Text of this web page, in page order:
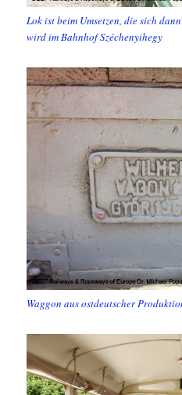
Lok ist beim Umsetzen, die sich
wird im Bahnhof Széchenyihegy
Waggon aus ostdeutscher